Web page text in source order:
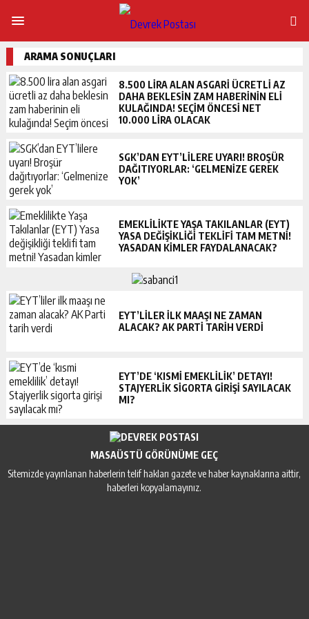
ARAMA SONUÇLARI
8.500 LIRA ALAN ASGARI ÜCRETLI AZ
DAHA BEKLESIN ZAM HABERININ ELI
KULAĞINDA! SEÇIM ÖNCESI NET
10.000 LIRA OLACAK
SGK’DAN EYT’LILERE UYARI! BROŞÜR
DAĞITIYORLAR: ‘GELMENIZE GEREK
YOK’
EMEKLILIKTE YAŞA TAKILANLAR (EYT)
YASA DEĞIŞIKLIĞI TEKLIFI TAM METNI!
YASADAN KIMLER FAYDALANACAK?
EYT’LILER ILK MAAŞI NE ZAMAN
ALACAK? AK PARTI TARIH VERDI
EYT’DE ‘KISMI EMEKLILIK’ DETAYI!
STAJYERLIK SIGORTA GIRIŞI SAYILACAK
MI?
MASAÜSTÜ GÖRÜNÜME GEÇ
Sitemizde yayınlanan haberlerin telif hakları gazete ve haber kaynaklarına aittir,
haberleri kopyalamayınız.